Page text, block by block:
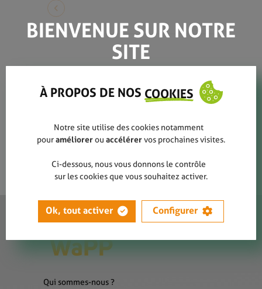
Guide poubelle et
propreté publique
Qui sommes-nous ?
BIENVENUE SUR NOTRE
SITE
À PROPOS DE NOS COOKIES
Notre site utilise des cookies notamment
pouraméliorerou accélérervos prochaines visites.
Ci-dessous, nous vous donnons le contrôle
sur les cookies que vous souhaitez activer.
Ok, tout activer Configurer